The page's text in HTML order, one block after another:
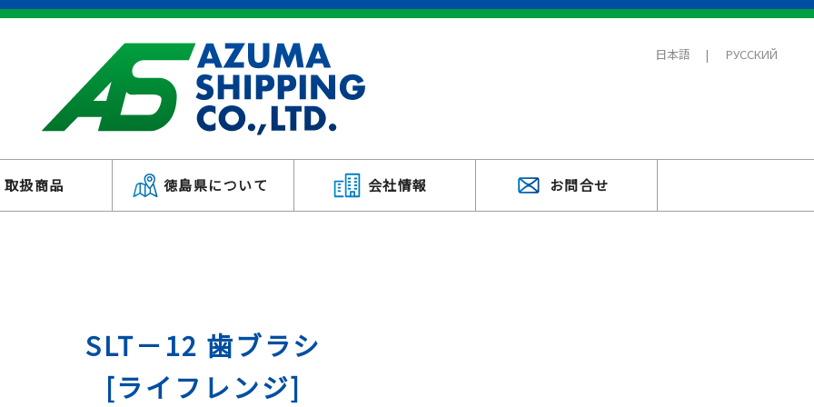
日本語 РУССКИЙ
取扱商品 徳島県について 会社情報 お問合せ
SLT－12 歯ブラシ
[ライフレンジ]